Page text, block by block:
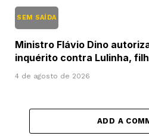
SEM SAÍDA
Ministro Flávio Dino
inquérito contra Lulinha,
4 de agosto de 2026
ADD A